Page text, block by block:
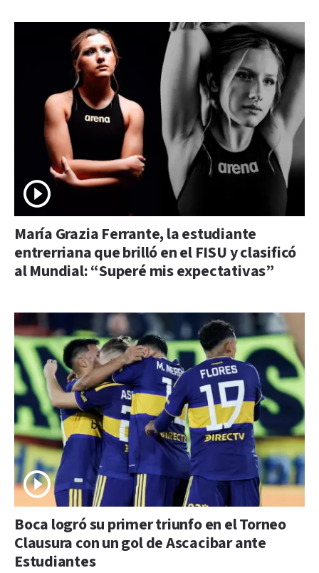
María Grazia Ferrante, la estudiante
entrerriana que brilló en el FISU y clasificó
al Mundial: “Superé mis expectativas”
Boca logró su primer triunfo en el Torneo
Clausura con un gol de Ascacibar ante
Estudiantes